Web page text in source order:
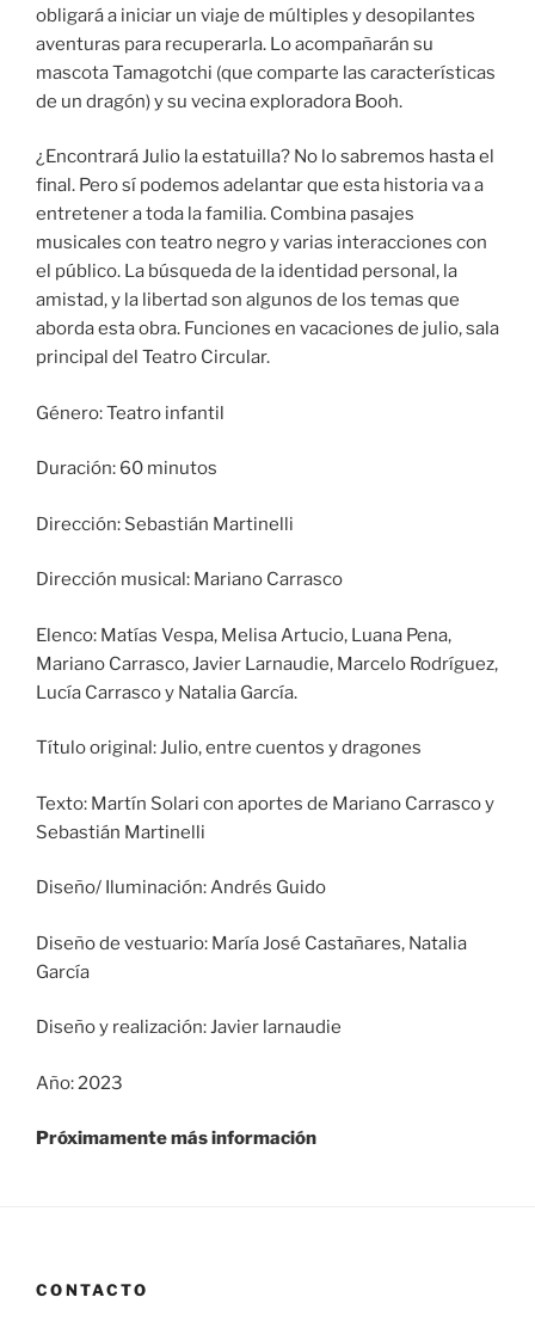
obligará a iniciar un viaje de múltiples y desopilantes
aventuras para recuperarla. Lo acompañarán su
mascota Tamagotchi (que comparte las características
de un dragón) y su vecina exploradora Booh.
¿Encontrará Julio la estatuilla? No lo sabremos hasta el
final. Pero sí podemos adelantar que esta historia va a
entretener a toda la familia. Combina pasajes
musicales con teatro negro y varias interacciones con
el público. La búsqueda de la identidad personal, la
amistad, y la libertad son algunos de los temas que
aborda esta obra. Funciones en vacaciones de julio, sala
principal del Teatro Circular.
Género: Teatro infantil
Duración: 60 minutos
Dirección: Sebastián Martinelli
Dirección musical: Mariano Carrasco
Elenco: Matías Vespa, Melisa Artucio, Luana Pena,
Mariano Carrasco, Javier Larnaudie, Marcelo Rodríguez,
Lucía Carrasco y Natalia García.
Título original: Julio, entre cuentos y dragones
Texto: Martín Solari con aportes de Mariano Carrasco y
Sebastián Martinelli
Diseño/ Iluminación: Andrés Guido
Diseño de vestuario: María José Castañares, Natalia
García
Diseño y realización: Javier larnaudie
Año: 2023
Próximamente más información
CONTACTO